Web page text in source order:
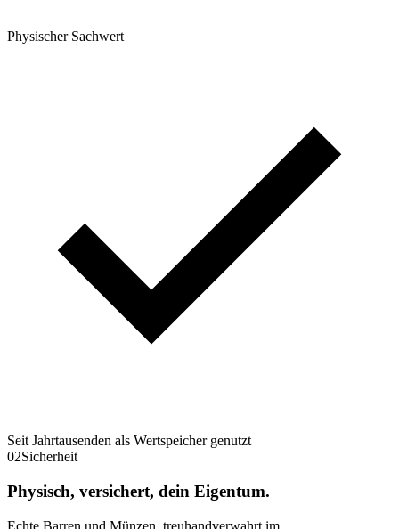
Physischer Sachwert
Seit Jahrtausenden als Wertspeicher genutzt
02Sicherheit
Physisch, versichert, dein Eigentum.
Echte Barren und Münzen, treuhandverwahrt im